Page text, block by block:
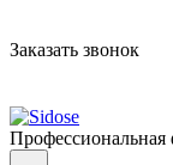
Заказать звонок
Профессиональная